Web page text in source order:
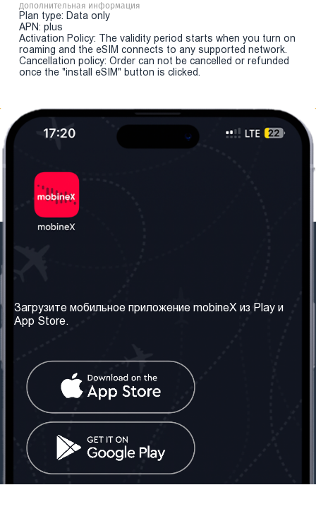
Дополнительная информация
Plan type: Data only
APN: plus
Activation Policy: The validity period starts when you turn on
roaming and the eSIM connects to any supported network.
Cancellation policy: Order can not be cancelled or refunded
once the "install eSIM" button is clicked.
Наши сервисы
Правила и Условия
Часто задаваемые
вопросы
Контакт
Грузия: Тбилиси
Телефон: +442030340050
Email:info@mobinex.com
Социальные сети
Загрузите мобильное приложение mobineX из Play и
App Store.